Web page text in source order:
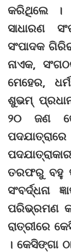
କରିଥିଲେ
ସାଧାରଣ
ସଂପାଦକ
ନାଏକ,
ମେହେର,
ଶୁଭମ୍‌
୨୦ ଜଣ
ତରଫରୁ ବହୁ
ସଂବର୍ଦ୍ଧନା
ପରିଭ୍ରମଣ
ରାତ୍ରୀରେ
। କେସିଙ୍ଗା